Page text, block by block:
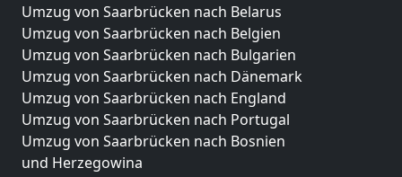
Umzug von Saarbrücken nach Belarus
Umzug von Saarbrücken nach Belgien
Umzug von Saarbrücken nach Bulgarien
Umzug von Saarbrücken nach Dänemark
Umzug von Saarbrücken nach England
Umzug von Saarbrücken nach Portugal
Umzug von Saarbrücken nach Bosnien
und Herzegowina